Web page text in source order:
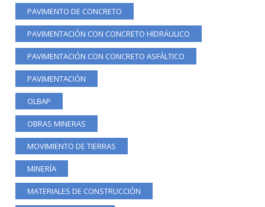
PAVIMENTO DE CONCRETO
PAVIMENTACIÓN CON CONCRETO HIDRÁULICO
PAVIMENTACIÓN CON CONCRETO ASFÁLTICO
PAVIMENTACIÓN
OLBAP
OBRAS MINERAS
MOVIMIENTO DE TIERRAS
MINERÍA
MATERIALES DE CONSTRUCCIÓN